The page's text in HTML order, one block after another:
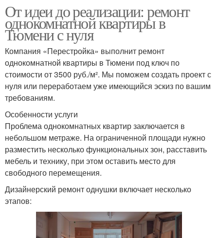
Квартиры с нуля Поэтапный ремонт
Квартиры с черновой Живете в квартире
Ремонт в новой
квартире
Ремонт с нуля
От идеи до реализации: ремонт
однокомнатной квартиры в
Тюмени с нуля
Компания «Перестройка» выполнит ремонт
однокомнатной квартиры в Тюмени под ключ по
стоимости от 3500 руб./м². Мы поможем создать проект с
нуля или переработаем уже имеющийся эскиз по вашим
требованиям.
Особенности услуги
Проблема однокомнатных квартир заключается в
небольшом метраже. На ограниченной площади нужно
разместить несколько функциональных зон, расставить
мебель и технику, при этом оставить место для
свободного перемещения.
Дизайнерский ремонт однушки включает несколько
этапов: